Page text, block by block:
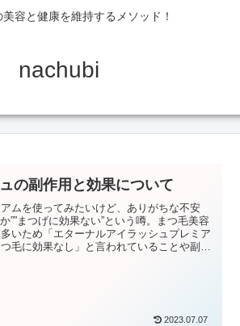
容と健康を維持するメソッド！
nachubi
の副作用と効果について
ムを使ってみたいけど、ありがちな不安
””まつげに効果ない”という噂。まつ毛美容
いため「エターナルアイラッシュプレミア
毛に効果なし」と言われていることや副作
2023.07.07